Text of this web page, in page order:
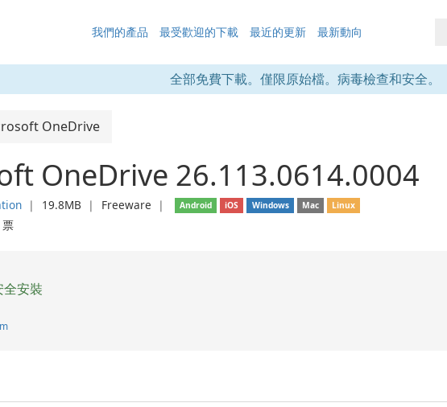
我們的產品 最受歡迎的下載 最近的更新 最新動向
全部免費下載。僅限原始檔。病毒檢查和安全。
OneDrive
OneDrive 26.113.0614.0004
❘ 19.8MB ❘ Freeware ❘ Android iOS Windows Mac Linux
票
全安裝